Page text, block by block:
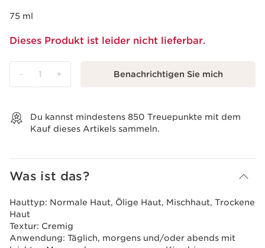
75 ml
Dieses Produkt ist leider nicht lieferbar.
- 1 + Benachrichtigen Sie mich
Du kannst mindestens 850 Treuepunkte mit dem
Kauf dieses Artikels sammeln.
Was ist das?
Hauttyp: Normale Haut, Ölige Haut, Mischhaut, Trockene
Haut
Textur: Cremig
Anwendung: Täglich, morgens und/oder abends mit